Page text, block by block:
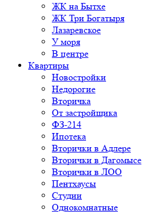
ЖК на Бытхе
ЖК Три Богатыря
Лазаревское
У моря
В центре
Квартиры
Новостройки
Недорогие
Вторичка
От застройщика
ФЗ-214
Ипотека
Вторички в Адлере
Вторички в Дагомысе
Вторички в ЛОО
Пентхаусы
Студии
Однокомнатные